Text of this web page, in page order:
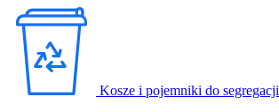
Kosze i pojemniki do segregacji